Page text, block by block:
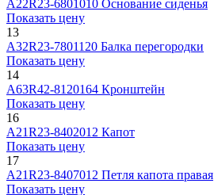
А22R23-6801010 Основание сиденья
Показать цену
13
А32R23-7801120 Балка перегородки
Показать цену
14
А63R42-8120164 Кронштейн
Показать цену
16
А21R23-8402012 Капот
Показать цену
17
А21R23-8407012 Петля капота правая
Показать цену